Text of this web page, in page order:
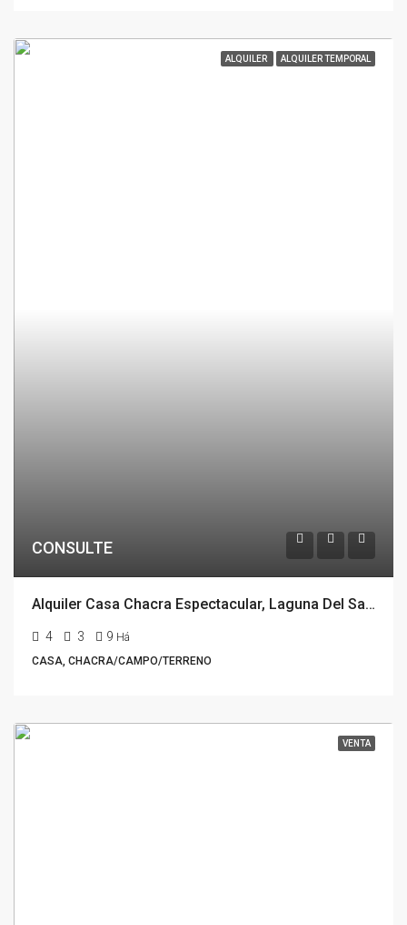
ALQUILER ALQUILER TEMPORAL
CONSULTE
Alquiler Casa Chacra Espectacular, Laguna Del Sauce, Punta del Este
4 3 9 Há
CASA, CHACRA/CAMPO/TERRENO
VENTA